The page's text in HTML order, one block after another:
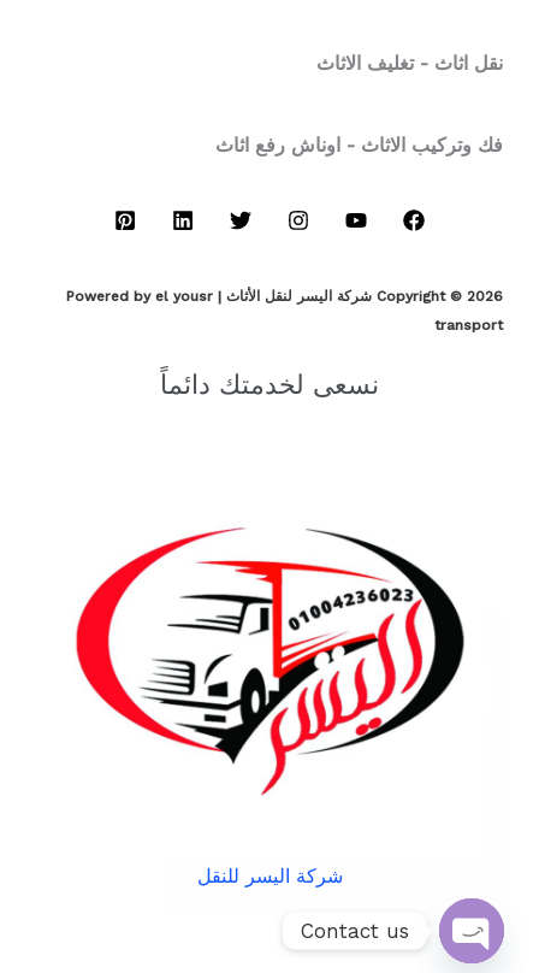
نقل اثاث - تغليف الاثاث
فك وتركيب الاثاث - اوناش رفع اثاث
Copyright © 2026 شركة اليسر لنقل الأثاث | Powered by el yousr
transport
نسعى لخدمتك دائماً
شركة اليسر للنقل
Contact us